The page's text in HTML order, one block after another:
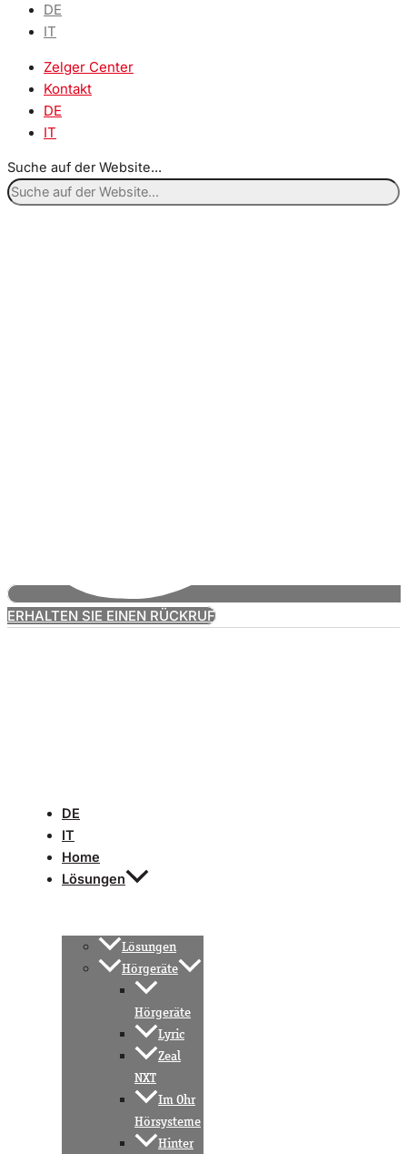
DE
IT
Zelger Center
Kontakt
DE
IT
Suche auf der Website...
ERHALTEN SIE EINEN RÜCKRUF
DE
IT
Home
Lösungen
Lösungen
Hörgeräte
Hörgeräte
Lyric
Zeal
NXT
Im Ohr
Hörsysteme
Hinter